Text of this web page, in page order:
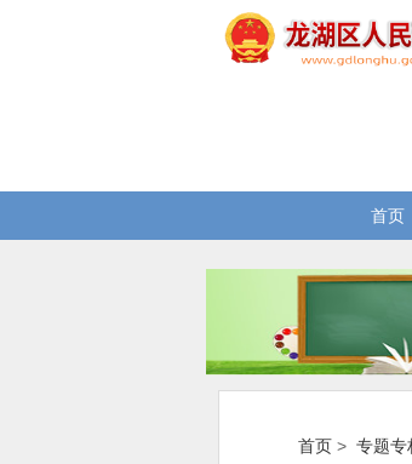
首页
首页 > 专题专